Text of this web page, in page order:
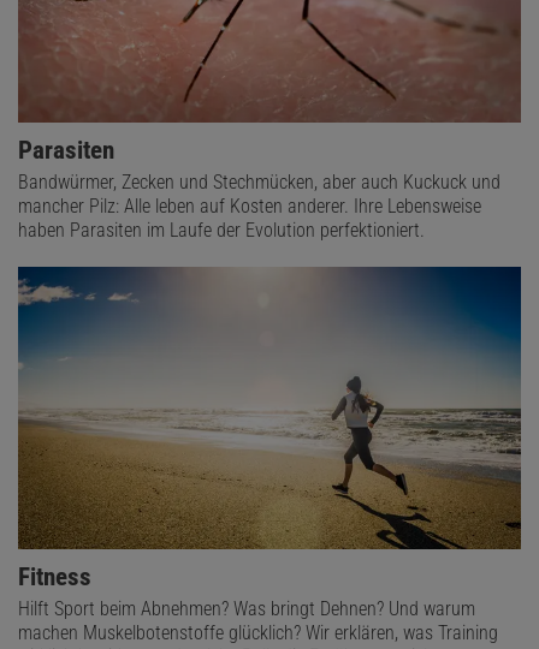
Parasiten
Bandwürmer, Zecken und Stechmücken, aber auch Kuckuck und
mancher Pilz: Alle leben auf Kosten anderer. Ihre Lebensweise
haben Parasiten im Laufe der Evolution perfektioniert.
Fitness
Hilft Sport beim Abnehmen? Was bringt Dehnen? Und warum
machen Muskelbotenstoffe glücklich? Wir erklären, was Training